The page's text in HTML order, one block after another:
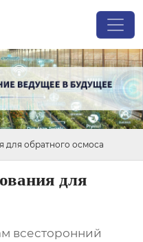
для обратного осмоса
для
всесторонний